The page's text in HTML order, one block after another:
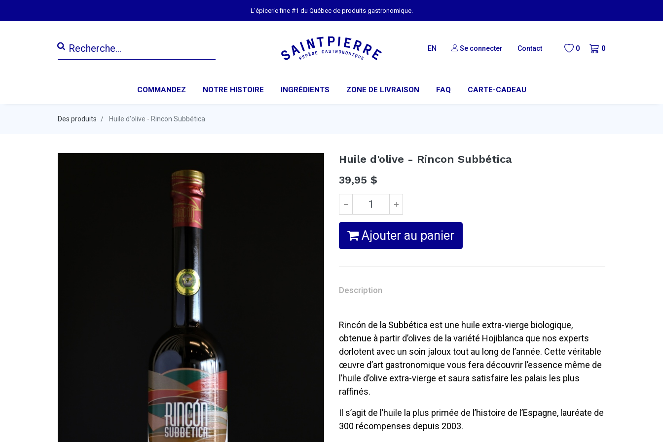
L'épicerie fine #1 du Québec de produits gastronomique.
EN Se connecter Contact 0 0
COMMANDEZ NOTRE HISTOIRE INGRÉDIENTS ZONE DE LIVRAISON FAQ CARTE-CADEAU
Des produits Huile d'olive - Rincon Subbética
Huile d'olive - Rincon Subbética
39,95 $
Ajouter au panier
Description
Rincón de la Subbética est une huile extra-vierge biologique,
obtenue à partir d’olives de la variété Hojiblanca que nos experts
dorlotent avec un soin jaloux tout au long de l’année. Cette véritable
œuvre d’art gastronomique vous fera découvrir l’essence même de
l’huile d’olive extra-vierge et saura satisfaire les palais les plus
raffinés.
Il s’agit de l’huile la plus primée de l’histoire de l’Espagne, lauréate de
300 récompenses depuis 2003.